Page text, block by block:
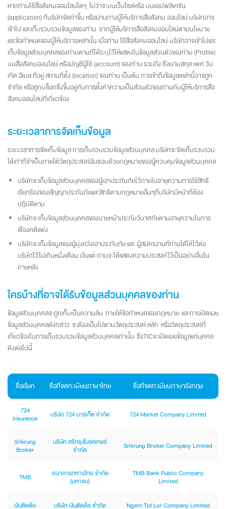
หากท่านใช้สื่อสังคมออนไลน์ใดๆ ไม่ว่าจะบนเว็บไซต์หรือ บนแอปพลิเคชัน
(application) ที่บริษัทจัดทำขึ้น หรือผ่านทางผู้ให้บริการสื่อสังคม ออนไลน์ บริษัทอาจ
เข้าไป และเก็บรวบรวมข้อมูลของท่าน จากผู้ให้บริการสื่อสังคมออนไลน์ตามนโยบาย
และข้อกำหนดของผู้ให้บริการเหล่านั้น เมื่อท่าน ใช้สื่อสังคมออนไลน์ บริษัทอาจเข้าไปและ
เก็บข้อมูลส่วนบุคคลของท่านตามที่ได้ระบุไว้ให้แสดงในข้อมูลส่วนตัวของท่าน (Profile)
บนสื่อสังคมออนไลน์ หรือบัญชีผู้ใช้ (account) ของท่าน รวมถึง ชื่อนามสกุล เพศ วัน
เกิด อีเมล ที่อยู่ สถานที่ตั้ง (location) ของท่าน เป็นต้น การเข้าถึงข้อมูลเหล่านี้อาจถูก
จำกัด หรือถูกบล็อกซึ่งขึ้นอยู่กับการตั้งค่าความเป็นส่วนตัวของท่านกับผู้ให้บริการสื่อ
สังคมออนไลน์ที่เกี่ยวข้อง
ระยะเวลาการจัดเก็บข้อมูล
ระยะเวลาการจัดเก็บข้อมูล การเก็บรวบรวมข้อมูลส่วนบุคคล บริษัทจะจัดเก็บรวบรวม
ได้เท่าที่จำเป็นภายใต้วัตถุประสงค์อันชอบด้วยกฎหมายของผู้ควบคุมข้อมูลส่วนบุคคล
บริษัทจะเก็บข้อมูลส่วนบุคคลของผู้เอาประกันภัยไว้ภายในอายุความการใช้สิทธิ
เรียกร้องของสัญญาประกันภัยและสิทธิตามกฎหมายอื่นๆที่บริษัทมีหน้าที่ต้อง
ปฏิบัติตาม
บริษัทจะเก็บข้อมูลส่วนบุคคลของนายหน้าประกันวินาศภัยตามอายุความในการ
ฟ้องคดีแพ่ง
บริษัทจะเก็บข้อมูลของผู้มุ่งหวังเอาประกันภัย และ ผู้สมัครงานที่ท่านได้ให้ไว้ต่อ
บริษัทไว้ไม่เกินหนึ่งเดือน เว้นแต่ ท่านจะได้แสดงความประสงค์ไว้เป็นอย่างอื่นใน
ภายหลัง
ใครบ้างที่อาจได้รับข้อมูลส่วนบุคคลของท่าน
ข้อมูลส่วนบุคคลจะถูกเก็บเป็นความลับ ภายใต้ข้อกำหนดของกฎหมาย และการเปิดเผย
ข้อมูลส่วนบุคคลดังกล่าว จะต้องเป็นไปตามวัตถุประสงค์ หลัก หรือวัตถุประสงค์ที่
เกี่ยวข้องในการเก็บรวบรวมข้อมูลส่วนบุคคลเท่านั้น ซึ่งTICจะเปิดเผยข้อมูลแก่บุคคล
ดังต่อไปนี้
ชื่อเรียก ชื่อที่จดทะเบียนภาษาไทย ชื่อที่จดทะเบียนภาษาอังกฤษ
724
Insurance
บริษัท 724 มาร์เก็ต จำกัด 724 Market Company Limited
Srikrung
Broker
บริษัท ศรีกรุงโบรคเกอร์
จำกัด
Srikrung Broker Company Limited
TMB
ธนาคารทหารไทย จำกัด
(มหาชน)
TMB Bank Public Company
Limited
เงินติดล้อ บริษัท เงินติดล้อ จำกัด Ngern Tid Lor Company Limited